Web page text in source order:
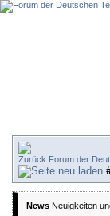
Forum der
News Neuigkeiten